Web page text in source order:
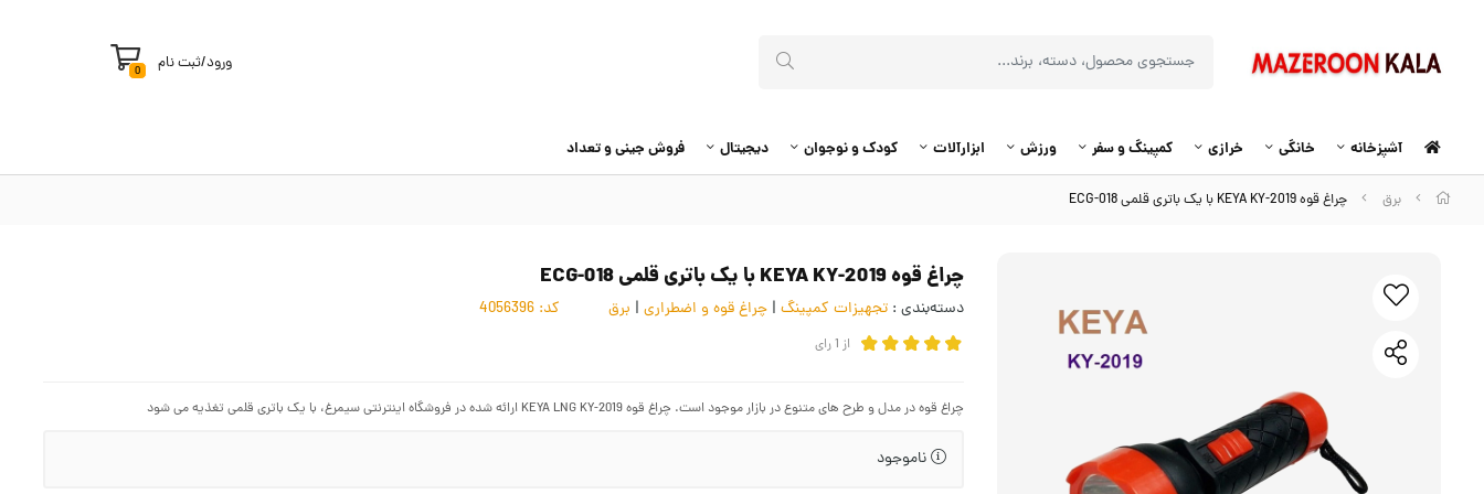
ورود/ثبت نام 0
آشپزخانه خانگی خرازی کمپینگ و سفر ورزش ابزارآلات کودک و نوجوان دیجیتال فروش جینی و تعداد
برق چراغ قوه KEYA KY-2019 با یک باتری قلمی ECG-018
چراغ قوه KEYA KY-2019 با یک باتری قلمی ECG-018
دسته‌بندی : تجهیزات کمپینگ | چراغ قوه و اضطراری | برق کد:
از 1رای
چراغ قوه در مدل و طرح های متنوع در بازار موجود است. چراغ قوه KEYA LNG KY-2019 ارائه شده در فروشگاه اینترنتی سیمرغ، با یک باتری قلمی تغذیه می شود
ناموجود